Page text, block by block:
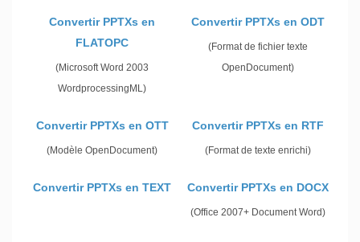
Convertir PPTXs en
FLATOPC
(Microsoft Word 2003
WordprocessingML)
Convertir PPTXs en ODT
(Format de fichier texte
OpenDocument)
Convertir PPTXs en OTT
(Modèle OpenDocument)
Convertir PPTXs en RTF
(Format de texte enrichi)
Convertir PPTXs en TEXT Convertir PPTXs en DOCX
(Office 2007+ Document Word)